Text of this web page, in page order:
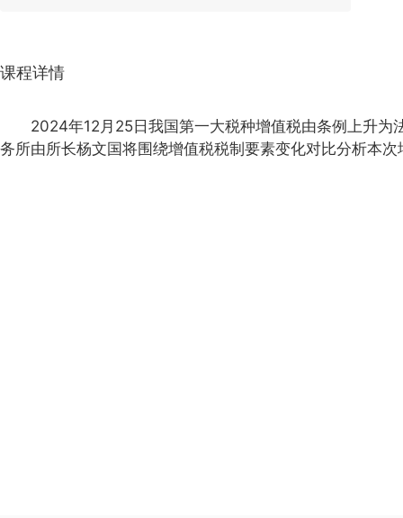
课程详情
2024年12月25日我国第一大税种增值税由条例上升为
务所由所长杨文国将围绕增值税税制要素变化对比分析本